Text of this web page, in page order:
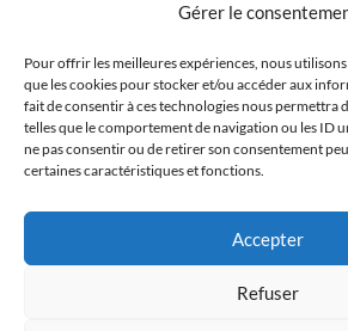
Gérer le
Pour offrir les meilleures expériences, nous
que les cookies pour stocker et/ou accéder aux
fait de consentir à ces technologies nous permettra
telles que le comportement de navigation ou les ID
ne pas consentir ou de retirer son consentement
certaines caractéristiques et fonctions.
Accepter
Refuser
Notre équipe
Contact
Conditions générales de